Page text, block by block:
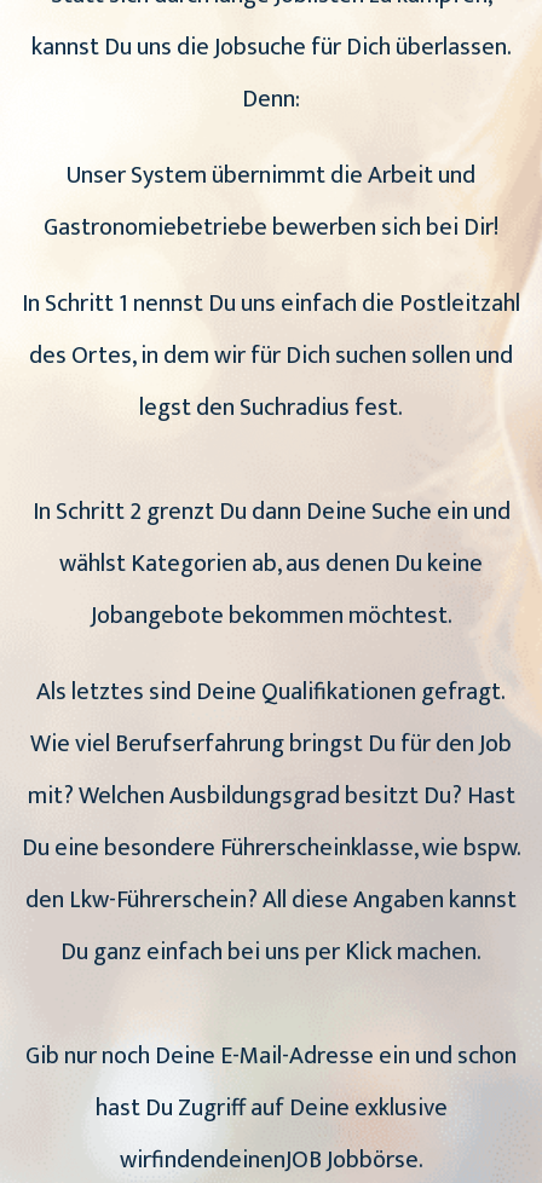
kannst Du uns die Jobsuche für Dich überlassen.
Denn:
Unser System übernimmt die Arbeit und
Gastronomiebetriebe bewerben sich bei Dir!
In Schritt 1 nennst Du uns einfach die Postleitzahl
des Ortes, in dem wir für Dich suchen sollen und
legst den Suchradius fest.
In Schritt 2 grenzt Du dann Deine Suche ein und
wählst Kategorien ab, aus denen Du keine
Jobangebote bekommen möchtest.
Als letztes sind Deine Qualifikationen gefragt.
Wie viel Berufserfahrung bringst Du für den Job
mit? Welchen Ausbildungsgrad besitzt Du? Hast
Du eine besondere Führerscheinklasse, wie bspw.
den Lkw-Führerschein? All diese Angaben kannst
Du ganz einfach bei uns per Klick machen.
Gib nur noch Deine E-Mail-Adresse ein und schon
hast Du Zugriff auf Deine exklusive
wirfindendeinenJOB Jobbörse.